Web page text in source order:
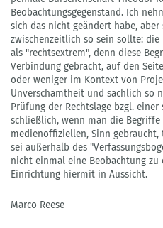
Beobachtungsgegenstand. Ich
sich das nicht geändert habe,
zwischenzeitlich so sein sollte: die
als "rechtsextrem", denn diese
Verbindung gebracht, auf den
oder weniger im Kontext von
Unverschämtheit und sachlich so
Prüfung der Rechtslage bzgl.
schließlich, wenn man die
medienoffiziellen, Sinn
sei außerhalb des
nicht einmal eine Beobachtung
Einrichtung hiermit in Aussicht.
Marco Reese